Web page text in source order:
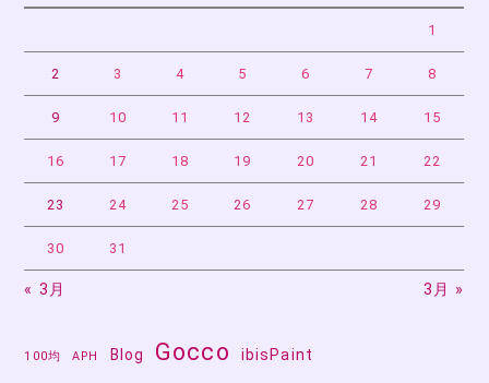
1
2 3 4 5 6 7 8
9 10 11 12 13 14 15
16 17 18 19 20 21 22
23 24 25 26 27 28 29
30 31
« 3月 3月 »
100均 APH Blog Gocco ibisPaint